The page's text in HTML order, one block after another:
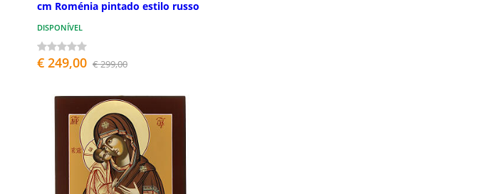
cm Roménia pintado estilo russo
DISPONÍVEL
€ 249,00 € 299,00